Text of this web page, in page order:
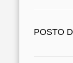
POSTO